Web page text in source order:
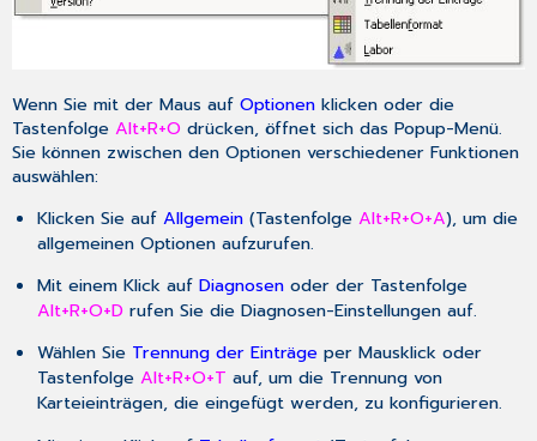
Wenn Sie mit der Maus aufOptionen klicken oder die
TastenfolgeAlt+R+O drücken, öffnet sich das Popup-Menü.
Sie können zwischen den Optionen verschiedener Funktionen
auswählen:
Klicken Sie auf Allgemein(Tastenfolge Alt+R+O+A), um die
allgemeinen Optionenaufzurufen.
Mit einem Klick auf Diagnosenoder der Tastenfolge
Alt+R+O+Drufen Sie die Diagnosen-Einstellungenauf.
Wählen Sie Trennung der Einträgeper Mausklick oder
Tastenfolge Alt+R+O+T auf, um die Trennung von
Karteieinträgen, die eingefügt werden, zu konfigurieren.